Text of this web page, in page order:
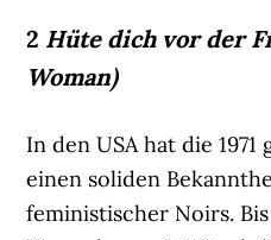
2 Hüte dich vor der
Woman)
In den USA hat die
einen soliden
feministischer Noirs.